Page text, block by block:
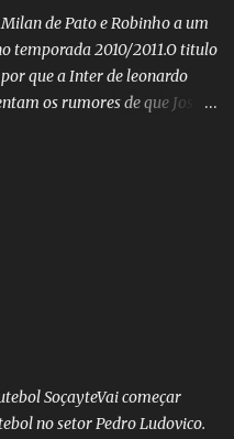
de Pato e Robinho a um
temporada 2010/2011.O titulo
que a Inter de leonardo
os rumores de que Jos
;
SoçayteVai começar
no setor Pedro Ludovico.